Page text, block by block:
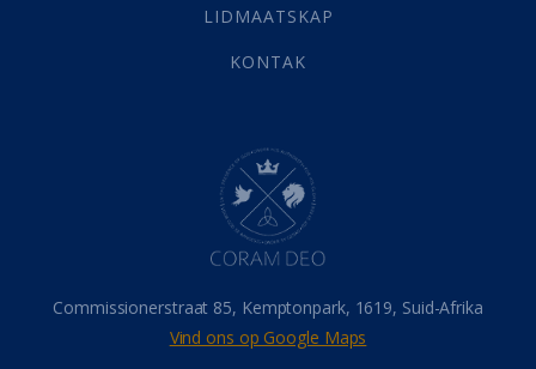
Werk(22)
(142)
Hemel (31)
Israel (14)
Millennium(1)
Oordeelsdag(19)
Verheerlikte liggaam
Wederkoms
(27)
Gebed(87)
LIDMAATSKAP
KONTAK
Commissionerstraat 85, Kemptonpark, 1619, Suid-Afrika
Vind ons op Google Maps